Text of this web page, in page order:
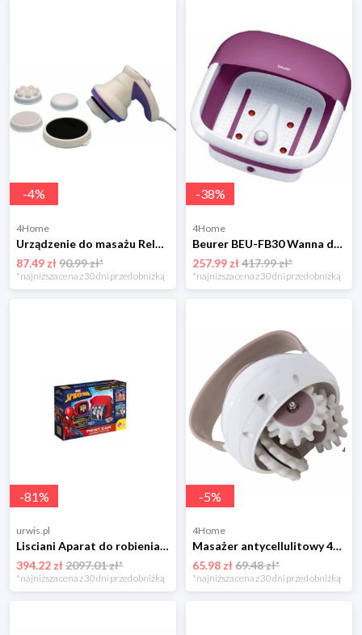
-4%
4Home
Urządzenie do masażu Relax Tone Maripol 4-Home
87.49 zł90.99 zł*
*najniższa cena z 30 dni przed obniżką
-38%
4Home
Beurer BEU-FB30 Wanna do masażu
257.99 zł417.99 zł*
*najniższa cena z 30 dni przed obniżką
-81%
urwis.pl
Lisciani Aparat do robienia zdjęć Spiderman
394.22 zł2097.01 zł*
*najniższa cena z 30 dni przed obniżką
-5%
4Home
Masażer antycellulitowy 4-Home
65.98 zł69.48 zł*
*najniższa cena z 30 dni przed obniżką